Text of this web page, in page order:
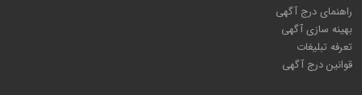
راهنمای درج آگهی
بهینه سازی آگهی
تعرفه تبلیغات
قوانین درج آگهی